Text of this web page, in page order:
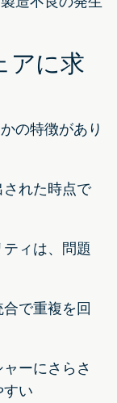
アに求
の特徴があり
れた時点で
ィは、問題
で重複を回
ーにさらさ
すい